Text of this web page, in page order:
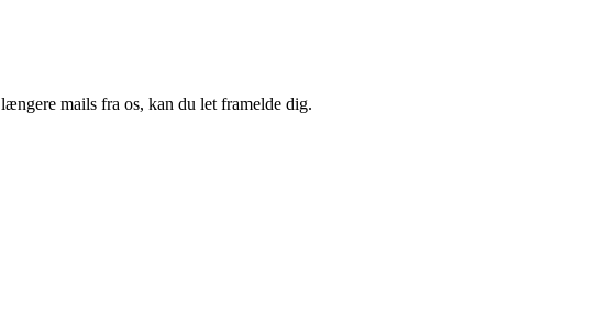
mails fra os, kan du let framelde dig.